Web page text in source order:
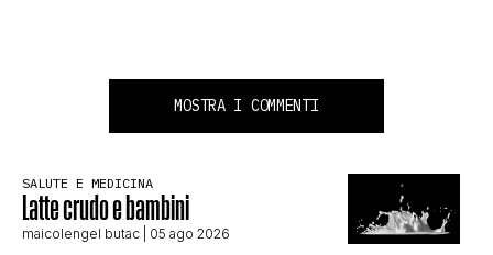
MOSTRA I COMMENTI
SALUTE E MEDICINA
Latte crudo e bambini
maicolengel butac | 05 ago 2026